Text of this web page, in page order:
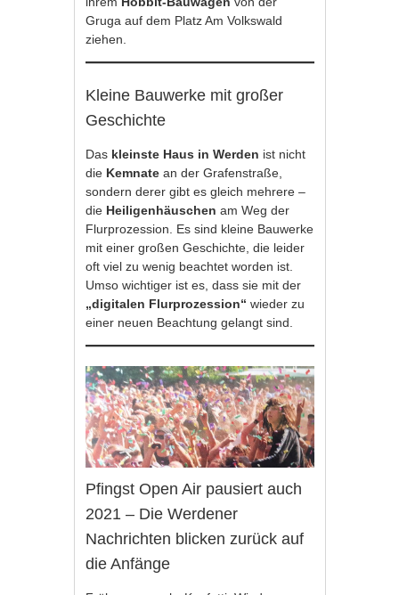
Gruga auf dem Platz Am Volkswald
ziehen.
Kleine Bauwerke mit großer
Geschichte
Das kleinste Haus in Werden ist nicht
die Kemnatean der Grafenstraße,
sondern derer gibt es gleich mehrere –
die Heiligenhäuschenam Weg der
Flurprozession. Es sind kleine Bauwerke
mit einer großen Geschichte, die leider
oft viel zu wenig beachtet worden ist.
Umso wichtiger ist es, dass sie mit der
„digitalen Flurprozession“ wieder zu
einer neuen Beachtung gelangt sind.
Pfingst Open Air pausiert auch
2021 – Die Werdener
Nachrichten blicken zurück auf
die Anfänge